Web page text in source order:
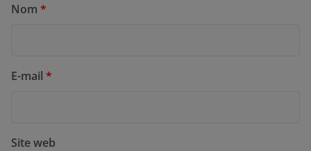
Nom *
E-mail *
Site web